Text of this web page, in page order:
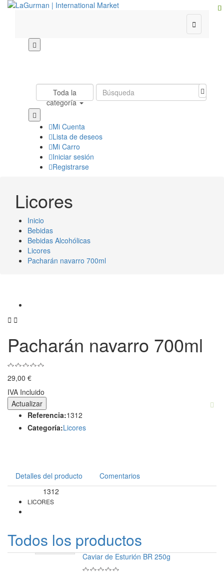

Toda la
categoría
Mi Cuenta
Lista de deseos
Mi Carro
Iniciar sesión
Registrarse
Licores
Inicio
Bebidas
Bebidas Alcohólicas
Licores
Pacharán navarro 700ml
 
Pacharán navarro 700ml
29,00 €
IVA Incluido
Referencia:1312
Categoría:Licores
Detalles del producto Comentarios
1312
LICORES
Todos los productos
Caviar de Esturión BR 250g